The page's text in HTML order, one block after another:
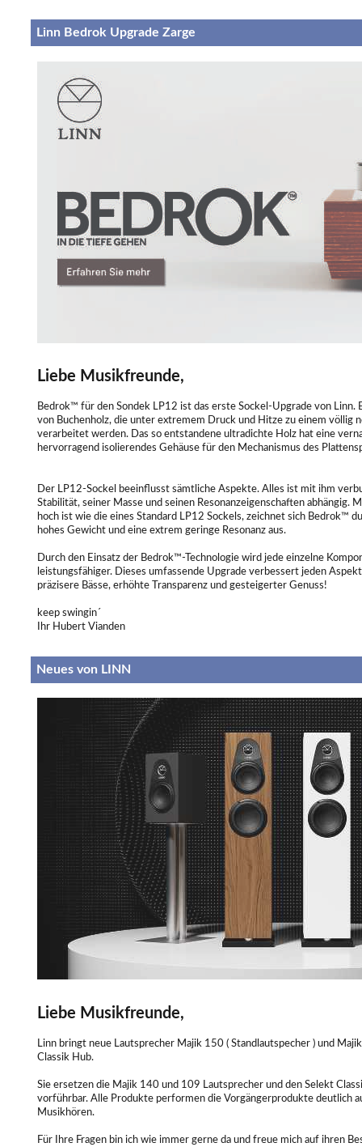
Linn Bedrok Upgrade Zarge
Liebe Musikfreunde,
Bedrok™ für den Sondek LP12 ist das erste Sockel-Upgrade von Linn.
von Buchenholz, die unter extremem Druck und Hitze zu einem völlig
verarbeitet werden. Das so entstandene ultradichte Holz hat eine
hervorragend isolierendes Gehäuse für den Mechanismus des
Der LP12-Sockel beeinflusst sämtliche Aspekte. Alles ist mit ihm
Stabilität, seiner Masse und seinen Resonanzeigenschaften abhängig.
hoch ist wie die eines Standard LP12 Sockels, zeichnet sich Bedrok™
hohes Gewicht und eine extrem geringe Resonanz aus.
Durch den Einsatz der Bedrok™-Technologie wird jede einzelne
leistungsfähiger. Dieses umfassende Upgrade verbessert jeden
präzisere Bässe, erhöhte Transparenz und gesteigerter Genuss!
keep swingin´
Ihr Hubert Vianden
Neues von LINN
Liebe Musikfreunde,
Linn bringt neue Lautsprecher Majik 150 ( Standlautspecher ) und
Classik Hub.
Sie ersetzen die Majik 140 und 109 Lautsprecher und den Selekt
vorführbar. Alle Produkte performen die Vorgängerprodukte deutlich
Musikhören.
Für Ihre Fragen bin ich wie immer gerne da und freue mich auf ihren